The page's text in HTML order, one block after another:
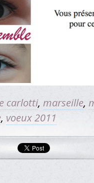
carlotti, marseille,
, voeux 2011